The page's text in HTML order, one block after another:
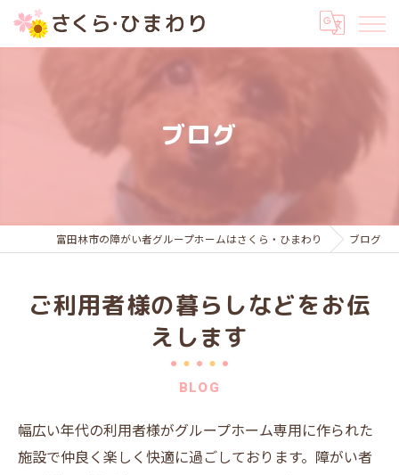
ブログ
富田林市の障がい者グループホームはさくら・ひまわり ブログ
ご利用者様の暮らしなどをお伝
えします
BLOG
幅広い年代の利用者様がグループホーム専用に作られた
施設で仲良く楽しく快適に過ごしております。障がい者